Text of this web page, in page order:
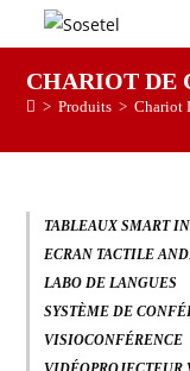
CHARIOT DE
> Produits > Chariot
TABLEAUX SMART
ECRAN TACTILE
LABO DE LANGUES
SYSTÈME DE
VISIOCONFÉRENCE